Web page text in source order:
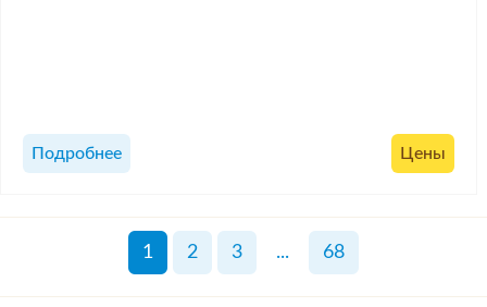
Подробнее Цены
1 2 3 ... 68